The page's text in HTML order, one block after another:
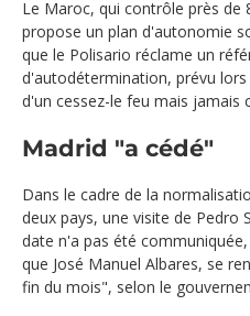
Le Maroc, qui contrôle près de
propose un plan d'autonomie
que le Polisario réclame un
d'autodétermination, prévu lors
d'un cessez-le feu mais jamais
Madrid "a cédé"
Dans le cadre de la
deux pays, une visite de Pedro
date n'a pas été
que José Manuel Albares, se
fin du mois", selon le